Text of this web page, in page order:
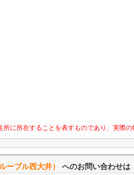
に所在することを表すものであり、実際の
ーブル西大井） へのお問い合わせは